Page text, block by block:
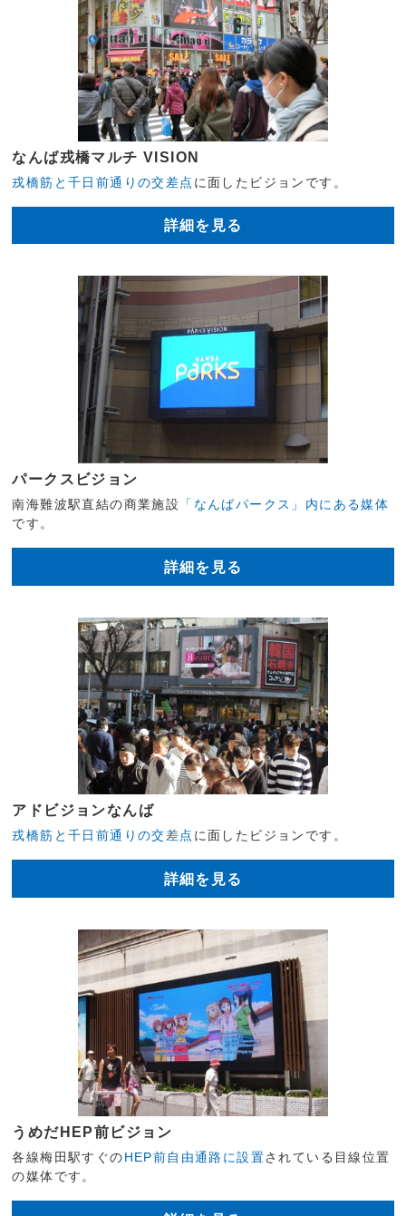
なんば戎橋マルチ VISION
戎橋筋と千日前通りの交差点 に面したビジョンです。
詳細を見る
パークスビジョン
南海難波駅直結の商業施設
「なんばパークス」内にある媒体
です。
詳細を見る
アドビジョンなんば
戎橋筋と千日前通りの交差点 に面したビジョンです。
詳細を見る
うめだHEP前ビジョン
各線梅田駅すぐのHEP前自由通路に設置されている目線位置
の媒体です。